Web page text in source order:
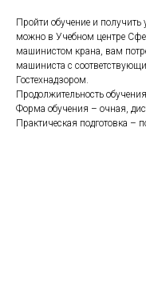
Пройти обучение и
можно в Учебном центре
машинистом крана, вам
машиниста с
Гостехнадзором.
Продолжительность
Форма обучения – очная,
Практическая подготовка –